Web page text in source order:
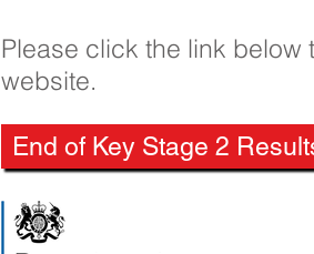
Please click the link below
website.
End of Key Stage 2